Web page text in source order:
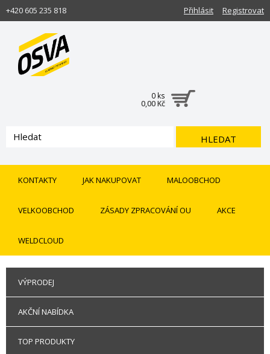
+420 605 235 818 Registrovat
Přihlásit
0 ks
0,00 Kč
HLEDAT
KONTAKTY JAK NAKUPOVAT MALOOBCHOD
VELKOOBCHOD ZÁSADY ZPRACOVÁNÍ OU AKCE
WELDCLOUD
VÝPRODEJ
AKČNÍ NABÍDKA
TOP PRODUKTY